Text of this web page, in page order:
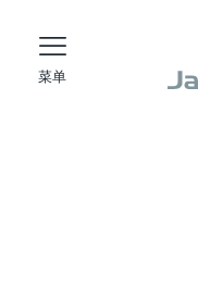
菜单